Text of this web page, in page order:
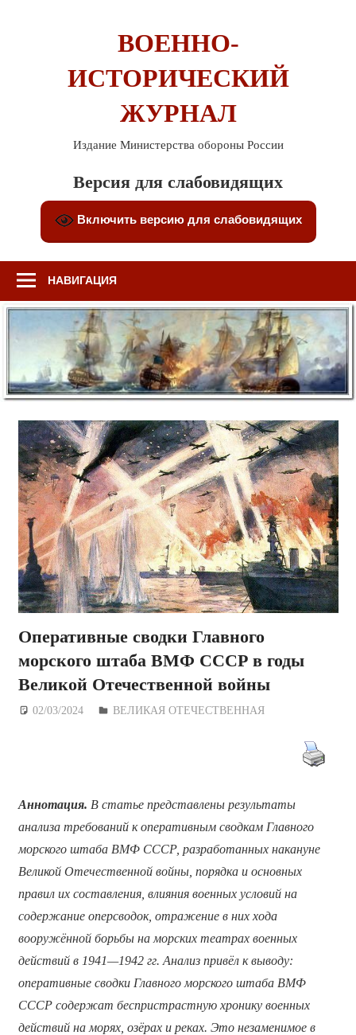
ВОЕННО-
ИСТОРИЧЕСКИЙ
ЖУРНАЛ
Издание Министерства обороны России
Версия для слабовидящих
Включить версию для слабовидящих
НАВИГАЦИЯ
Оперативные сводки Главного
морского штаба ВМФ СССР в годы
Великой Отечественной войны
02/03/2024 Дежурный по Редакции
ВЕЛИКАЯ ОТЕЧЕСТВЕННАЯ
Аннотация. В статье представлены результаты
анализа требований к оперативным сводкам Главного
морского штаба ВМФ СССР, разработанных накануне
Великой Отечественной войны, порядка и основных
правил их составления, влияния военных условий на
содержание оперсводок, отражение в них хода
вооружённой борьбы на морских театрах военных
действий в 1941—1942 гг. Анализ привёл к выводу:
оперативные сводки Главного морского штаба ВМФ
СССР содержат беспристрастную хронику военных
действий на морях, озёрах и реках. Это незаменимое в